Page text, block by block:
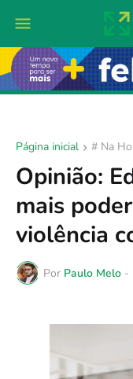
Página inicial # Na
Opinião:
mais
violência
Por Paulo Melo -